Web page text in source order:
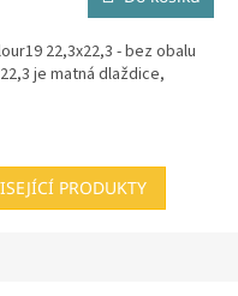
22,3x22,3 - bez obalu
je matná dlaždice,
PRODUKTY